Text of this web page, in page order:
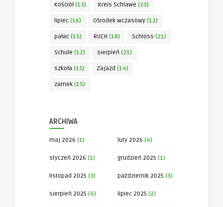
Kościół (13) Kreis Schlawe (23)
lipiec (16) Ośrodek wczasowy (12)
pałac (15) RUCH (18) Schloss (21)
Schule (12) sierpień (21)
szkoła (15) Zajazd (14)
zamek (15)
ARCHIWA
maj 2026 (1) luty 2026 (4)
styczeń 2026 (1) grudzień 2025 (1)
listopad 2025 (3) październik 2025 (3)
sierpień 2025 (4) lipiec 2025 (2)